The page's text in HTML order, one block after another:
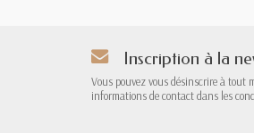
Inscription à la
Vous pouvez vous désinscrire à tout
informations de contact dans les